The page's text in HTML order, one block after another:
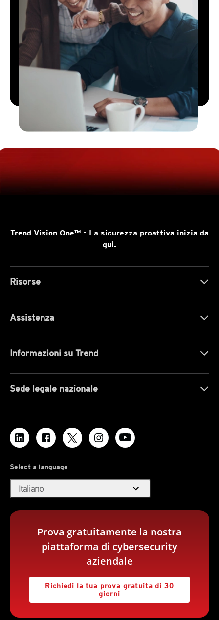
Trend Vision One™ - La sicurezza proattiva inizia da
qui.
Risorse
Assistenza
Informazioni su Trend
Sede legale nazionale
Select a language
Italiano expand_more
Prova gratuitamente la nostra
piattaforma di cybersecurity
aziendale
Richiedi la tua prova gratuita di 30
giorni